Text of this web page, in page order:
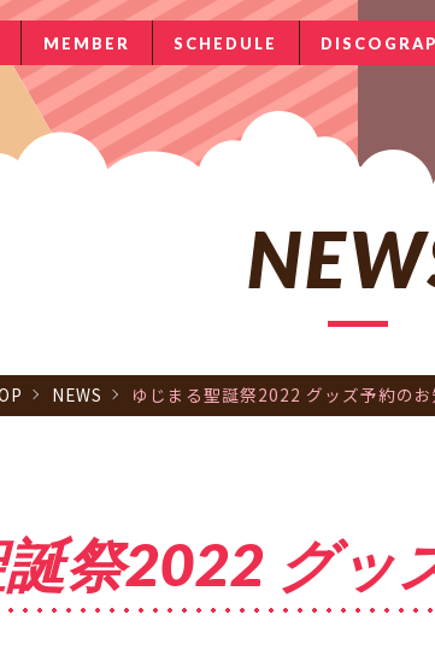
MEMBER SCHEDULE
NEWS ゆじまる聖誕祭2022 グッズ予約の
祭2022 グッ